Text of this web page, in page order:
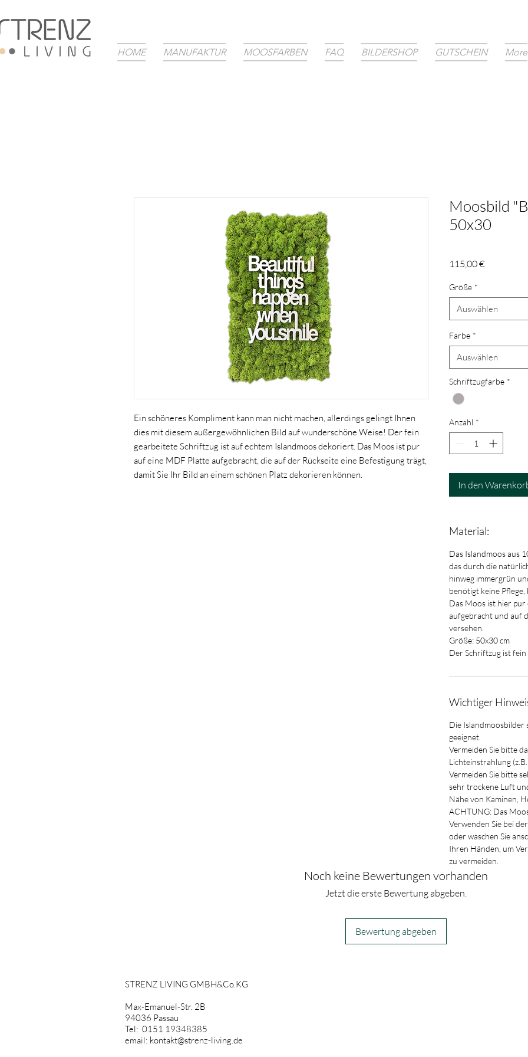
HOME MANUFAKTUR MOOSFARBEN FAQ BILDERSHOP GUTSCHEIN More
Ein schöneres Kompliment kann man nicht machen, allerdings gelingt Ihnen
dies mit diesem außergewöhnlichen Bild auf wunderschöne Weise! Der fein
gearbeitete Schriftzug ist auf echtem Islandmoos dekoriert. Das Moos ist pur
auf eine MDF Platte aufgebracht, die auf der Rückseite eine Befestigung trägt,
damit Sie Ihr Bild an einem schönen Platz dekorieren können.
Moosbild
50x30
115,00 €Preis
Größe *
Auswählen
Farbe *
Auswählen
Schriftzugfarbe *
Anzahl *
In den
Material:
Das Islandmoos aus
das durch die
hinweg immergrün
benötigt keine Pflege,
Das Moos ist hier
aufgebracht und auf
versehen.
Größe: 50x30 cm
Der Schriftzug ist
Wichtiger
Die
geeignet.
Vermeiden Sie bitte
Lichteinstrahlung
Vermeiden Sie bitte
sehr trockene Luft
Nähe von Kaminen,
ACHTUNG: Das
Verwenden Sie bei
oder waschen Sie
Ihren Händen, um
zu vermeiden.
Noch keine Bewertungen vorhanden
Jetzt die erste Bewertung abgeben.
Bewertung abgeben
STRENZ LIVING GMBH&Co.KG
Max-Emanuel-Str. 2B
94036 Passau
Tel: 0151 19348385
email: kontakt@strenz-living.de